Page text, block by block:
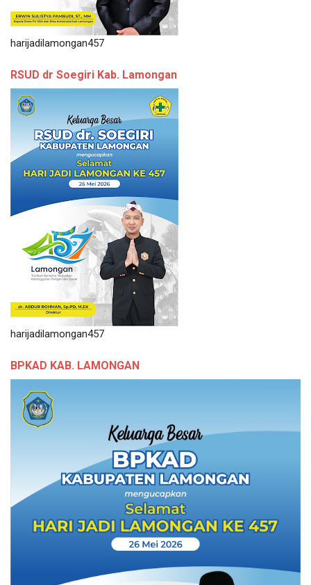
harijadilamongan457
RSUD dr Soegiri Kab. Lamongan
harijadilamongan457
BPKAD KAB. LAMONGAN